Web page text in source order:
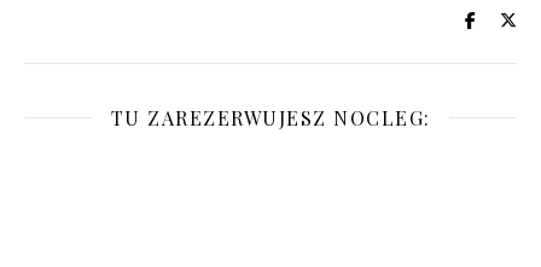
TU ZAREZERWUJESZ NOCLEG: